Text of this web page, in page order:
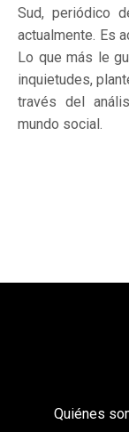
Sud, periódico
actualmente. Es
Lo que más le
inquietudes,
través del
mundo social.
Quiénes